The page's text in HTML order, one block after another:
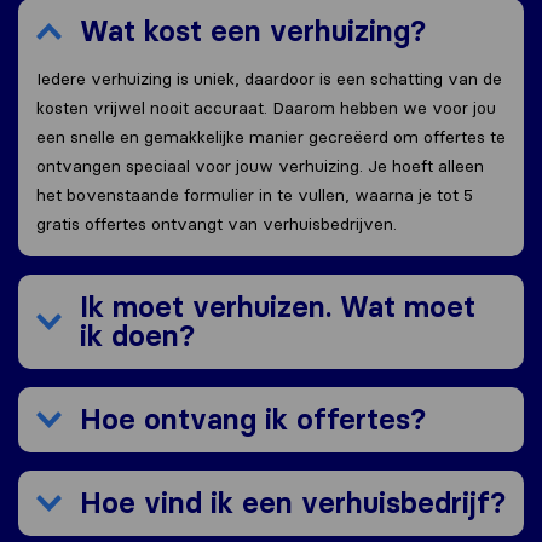
Wat kost een verhuizing?
Iedere verhuizing is uniek, daardoor is een schatting van de
kosten vrijwel nooit accuraat. Daarom hebben we voor jou
een snelle en gemakkelijke manier gecreëerd om offertes te
ontvangen speciaal voor jouw verhuizing. Je hoeft alleen
het bovenstaande formulier in te vullen, waarna je tot 5
gratis offertes ontvangt van verhuisbedrijven.
Ik moet verhuizen. Wat moet
ik doen?
Hoe ontvang ik offertes?
Hoe vind ik een verhuisbedrijf?